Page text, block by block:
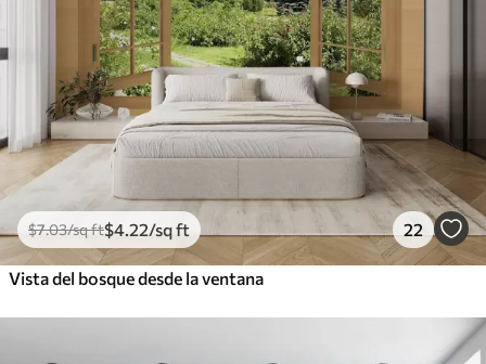
$7.03/sq ft$4 .22/sq ft 22
Vista del bosque desde la ventana